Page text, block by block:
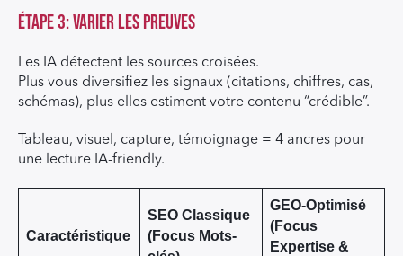
Étape 3: Varier les preuves
Les IA détectent les sources croisées.
Plus vous diversifiez les signaux (citations, chiffres, cas,
schémas), plus elles estiment votre contenu “crédible”.
Tableau, visuel, capture, témoignage = 4 ancres pour
une lecture IA-friendly.
Caractéristique
SEO Classique
(Focus Mots-
GEO-Optimisé
(Focus
Expertise &